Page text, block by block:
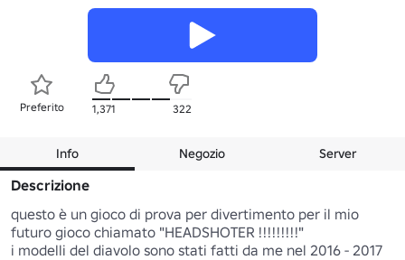
Preferito 1,371 322
Info Negozio Server
Descrizione
questo è un gioco di prova per divertimento per il mio
futuro gioco chiamato "HEADSHOTER !!!!!!!!!"
i modelli del diavolo sono stati fatti da me nel 2016 - 2017